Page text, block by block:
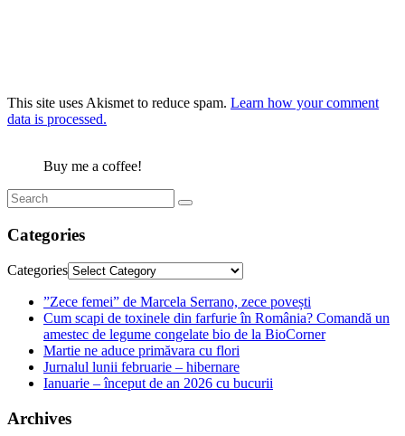
This site uses Akismet to reduce spam. Learn how your comment
data is processed.
Buy me a coffee!
Categories
Categories
”Zece femei” de Marcela Serrano, zece povești
Cum scapi de toxinele din farfurie în România? Comandă un
amestec de legume congelate bio de la BioCorner
Martie ne aduce primăvara cu flori
Jurnalul lunii februarie – hibernare
Ianuarie – început de an 2026 cu bucurii
Archives